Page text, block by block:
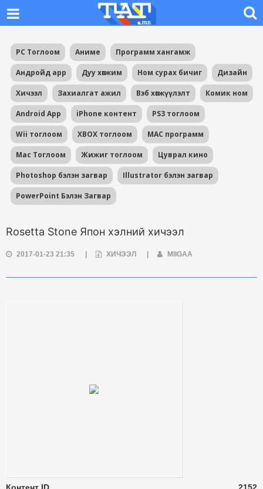
PC Тоглоом Аниме Программ хангамж
Андройд app Дуу хөгжим Ном сурах бичиг Дизайн
Хичээл Захиалгат ажил Вэб хөгжүүлэлт Комик ном
Android App iPhone контент PS3 тоглоом
Wii тоглоом XBOX тоглоом MAC программ
Mac Тоглоом Жижиг тоглоом Цуврал кино
Photoshop бэлэн загвар Illustrator бэлэн загвар
PowerPoint Бэлэн Загвар
Rosetta Stone Япон хэлний хичээл
2017-01-23 21:35 ХИЧЭЭЛ MIIGAA